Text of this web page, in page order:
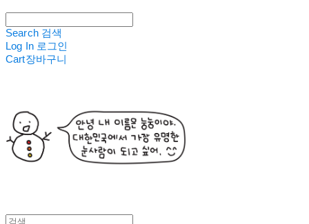
Search 검색
Log In 로그인
Cart장바구니